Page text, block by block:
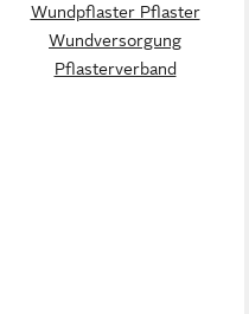
Wundpflaster Pflaster
Wundversorgung
Pflasterverband